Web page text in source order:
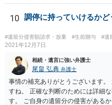
10 調停に持っていけるか
#遺留分侵害額請求・放棄 #生前贈与 #遺
2021年12月7日
相続・遺言に強い弁護士
尾畠 弘典 弁護士
事情の補充ありがとうございます
すね。 正確な判断のためには詳細
す。 ご自身の遺留分の侵害がある